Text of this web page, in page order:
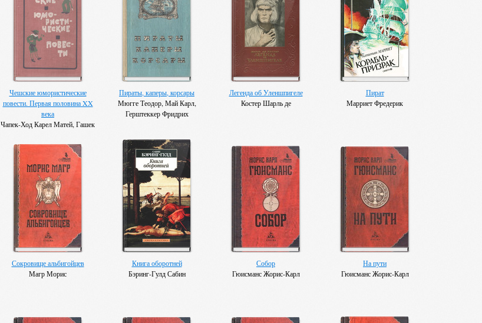
Чешские юмористические
повести. Первая половина XX
века
Чапек-Ход Карел Матей, Гашек
Владислав, Полачек Карел,
Йон Яромир
Пираты, каперы, корсары
Мюгге Теодор, Май Карл,
Герштеккер Фридрих
Легенда об Уленшпигеле
Костер Шарль де
Пират
Марриет Фредерик
Сокровище альбигойцев
Магр Морис
Книга оборотней
Бэринг-Гулд Сабин
Собор
Гюисманс Жорис-Карл
На пути
Гюисманс Жорис-Карл